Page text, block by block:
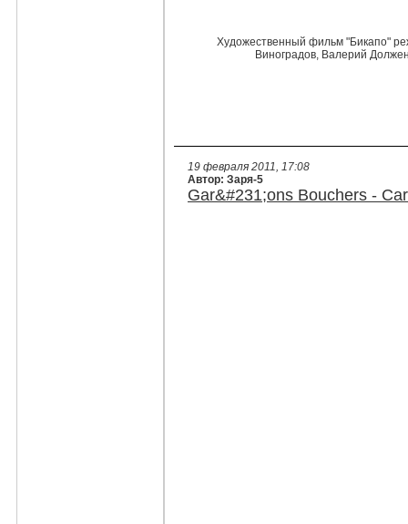
Художественный фильм "Бикапо"
Виноградов, Валерий
19 февраля 2011, 17:08
Автор: Заря-5
Gar&#231;ons Bouchers -